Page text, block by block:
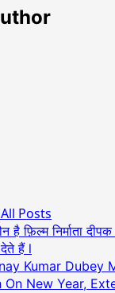
Posts
है फ़िल्म निर्माता
देते हैं l
Kumar Dubey
New Year,